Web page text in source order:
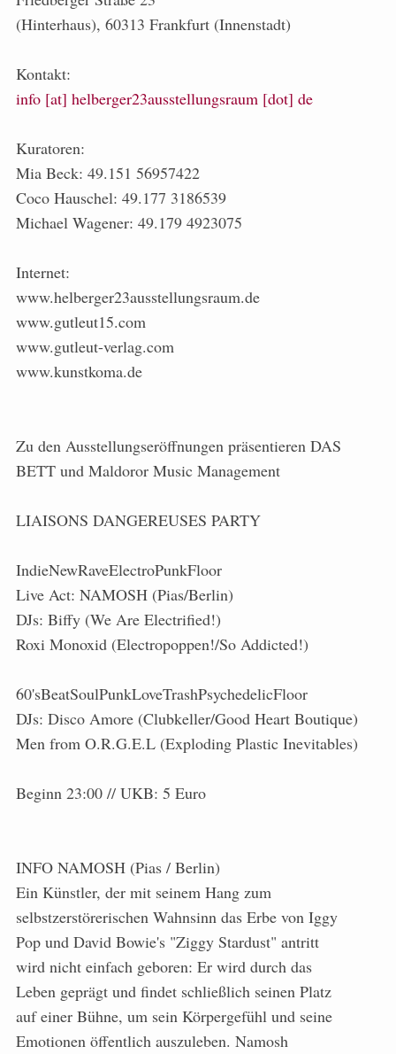
(Hinterhaus), 60313 Frankfurt (Innenstadt)
Kontakt:
info [at] helberger23ausstellungsraum [dot] de
Kuratoren:
Mia Beck: 49.151 56957422
Coco Hauschel: 49.177 3186539
Michael Wagener: 49.179 4923075
Internet:
www.helberger23ausstellungsraum.de
www.gutleut15.com
www.gutleut-verlag.com
www.kunstkoma.de
Zu den Ausstellungseröffnungen präsentieren DAS
BETT und Maldoror Music Management
LIAISONS DANGEREUSES PARTY
IndieNewRaveElectroPunkFloor
Live Act: NAMOSH (Pias/Berlin)
DJs: Biffy (We Are Electrified!)
Roxi Monoxid (Electropoppen!/So Addicted!)
60'sBeatSoulPunkLoveTrashPsychedelicFloor
DJs: Disco Amore (Clubkeller/Good Heart Boutique)
Men from O.R.G.E.L (Exploding Plastic Inevitables)
Beginn 23:00 // UKB: 5 Euro
INFO NAMOSH (Pias / Berlin)
Ein Künstler, der mit seinem Hang zum
selbstzerstörerischen Wahnsinn das Erbe von Iggy
Pop und David Bowie's "Ziggy Stardust" antritt
wird nicht einfach geboren: Er wird durch das
Leben geprägt und findet schließlich seinen Platz
auf einer Bühne, um sein Körpergefühl und seine
Emotionen öffentlich auszuleben. Namosh